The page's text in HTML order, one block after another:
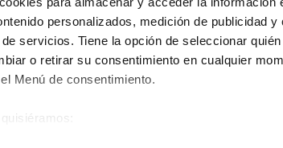
personalizados, medición de publicidad
servicios. Tiene la opción de seleccionar
o retirar su consentimiento en cualquier
Menú de consentimiento.